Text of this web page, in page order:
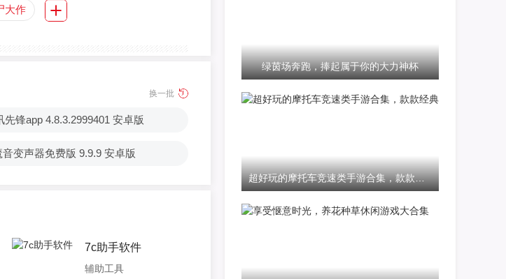
大作
换一批
先锋app 4.8.3.2999401 安卓版
音变声器免费版 9.9.9 安卓版
7c助手软件
辅助工具
绿茵场奔跑，捧起属于你的大力神杯
超好玩的摩托车竞速类手游合集，款款经典